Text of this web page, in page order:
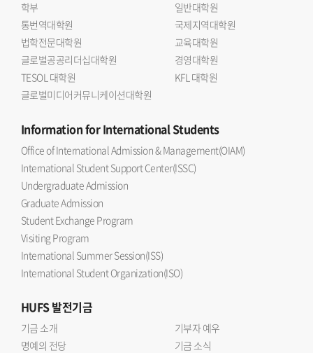
학부
일반대학원
통번역대학원
국제지역대학원
법학전문대학원
교육대학원
글로벌공공리더십대학원
경영대학원
TESOL 대학원
KFL 대학원
글로벌미디어커뮤니케이션대학원
Informationfor International Students
Office of International Admission & Management(OIAM)
International Student Support Center(ISSC)
Undergraduate Admission
Graduate Admission
Student Exchange Program
Visiting Program
International Summer Session(ISS)
International Student Organization(ISO)
HUFS발전기금
기금 소개
기부자 예우
명예의 전당
기금 소식